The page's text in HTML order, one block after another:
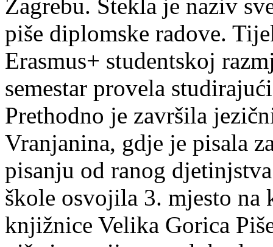
Zagrebu. Stekla je naziv
piše diplomske radove.
Erasmus+ studentskoj
semestar provela
Prethodno je završila
Vranjanina, gdje je pisala
pisanju od ranog
škole osvojila 3. mjesto na
knjižnice Velika Gorica